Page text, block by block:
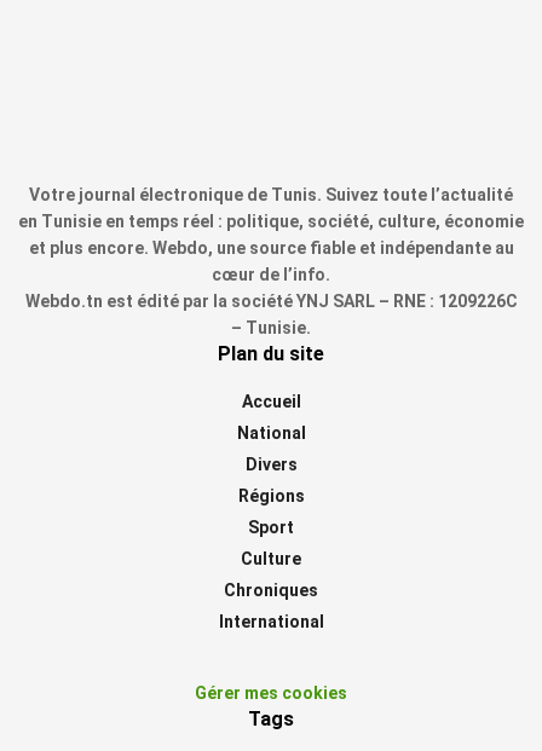
Votre journal électronique de Tunis. Suivez toute l’actualité
en Tunisie en temps réel : politique, société, culture, économie
et plus encore. Webdo, une source fiable et indépendante au
cœur de l’info.
Webdo.tn est édité par la société YNJ SARL – RNE : 1209226C
– Tunisie.
Plan du site
Accueil
National
Divers
Régions
Sport
Culture
Chroniques
International
Gérer mes cookies
Tags